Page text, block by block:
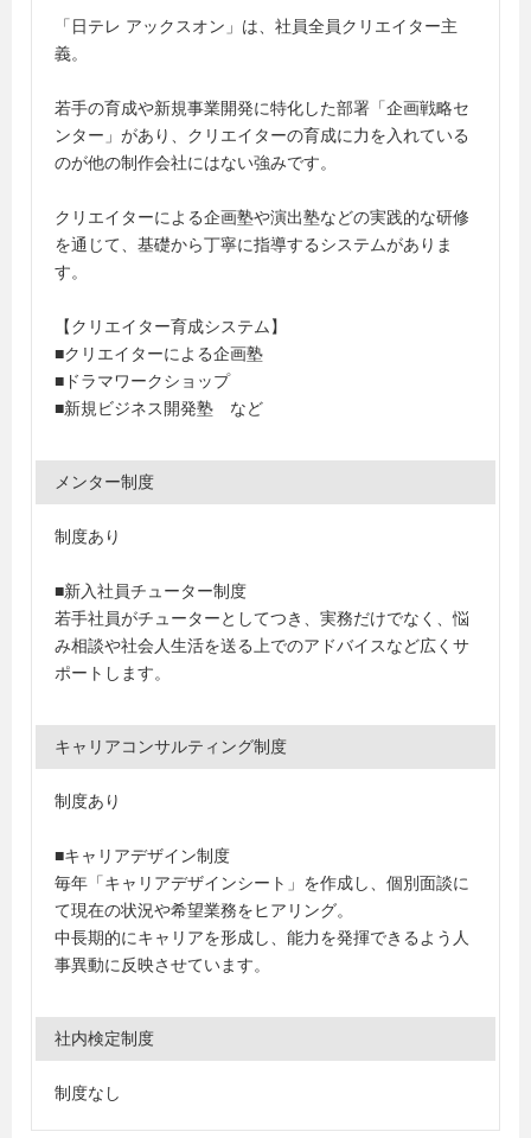
「日テレ アックスオン」は、社員全員クリエイター主
義。
若手の育成や新規事業開発に特化した部署「企画戦略セ
ンター」があり、クリエイターの育成に力を入れている
のが他の制作会社にはない強みです。
クリエイターによる企画塾や演出塾などの実践的な研修
を通じて、基礎から丁寧に指導するシステムがありま
す。
【クリエイター育成システム】
■クリエイターによる企画塾
■ドラマワークショップ
■新規ビジネス開発塾 など
メンター制度
制度あり
■新入社員チューター制度
若手社員がチューターとしてつき、実務だけでなく、悩
み相談や社会人生活を送る上でのアドバイスなど広くサ
ポートします。
キャリアコンサルティング制度
制度あり
■キャリアデザイン制度
毎年「キャリアデザインシート」を作成し、個別面談に
て現在の状況や希望業務をヒアリング。
中長期的にキャリアを形成し、能力を発揮できるよう人
事異動に反映させています。
社内検定制度
制度なし